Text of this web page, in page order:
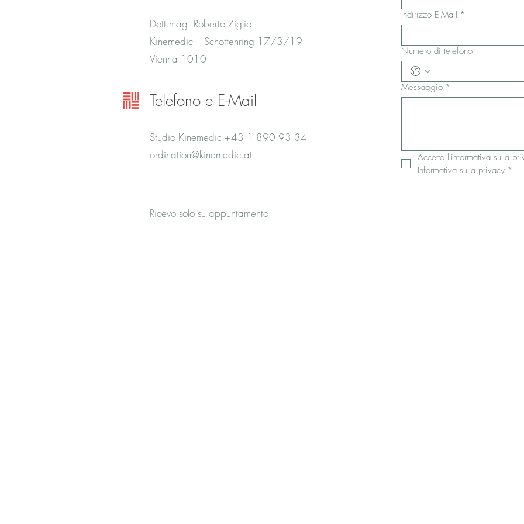
Dott.mag. Roberto Ziglio
Kinemedic – Schottenring 17/3/19
Vienna 1010
Telefono e E-Mail
Studio Kinemedic +43 1 890 93 34
ordination@kinemedic.at
Ricevo solo su appuntamento
Indirizzo E-Mail *
Numero di telefono
Messaggio *
Informativa sulla privacy *